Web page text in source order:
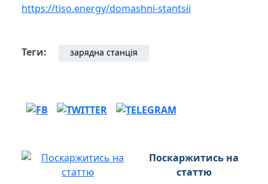
https://tiso.energy/domashni-stantsii
Теги: зарядна станція
Поскаржитись на
статтю